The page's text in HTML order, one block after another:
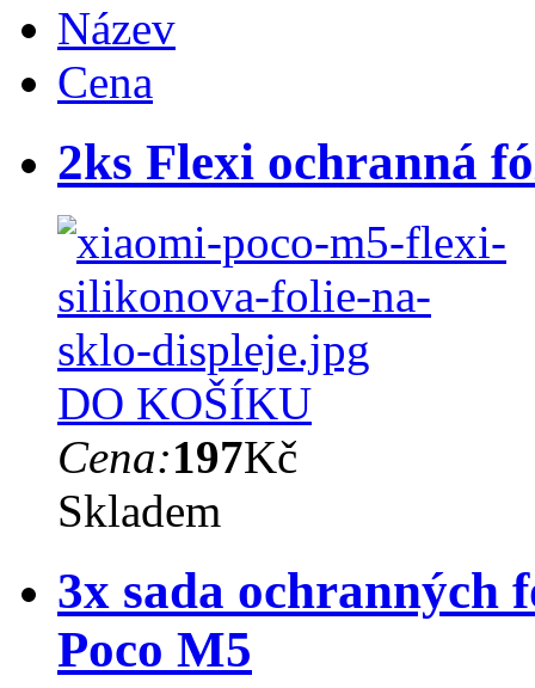
Název
Cena
2ks Flexi ochranná
DO KOŠÍKU
Cena:197Kč
Skladem
3x sada ochranných
Poco M5